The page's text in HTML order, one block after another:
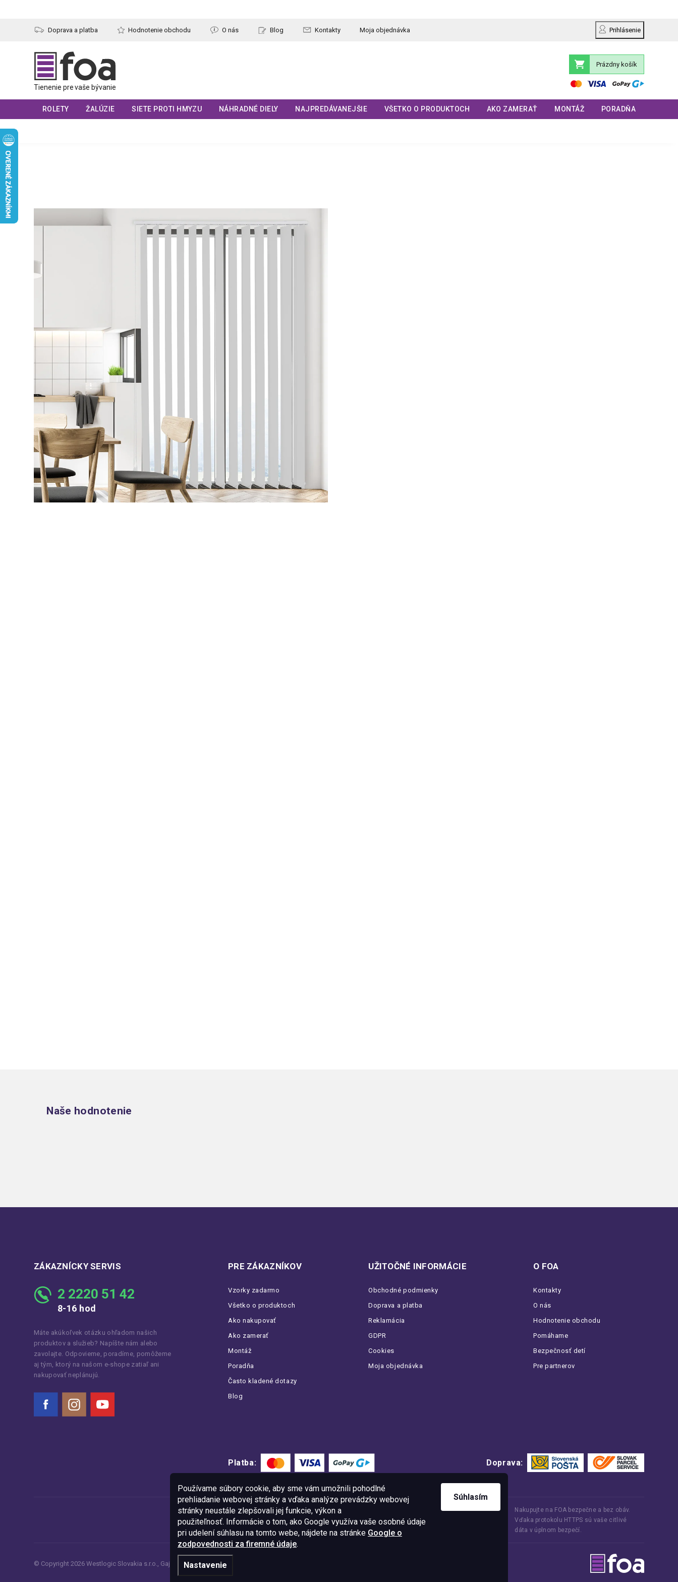
Používame súbory cookie, aby sme vám umožnili pohodlné
prehliadanie webovej stránky a vďaka analýze prevádzky webovej
stránky neustále zlepšovali jej funkcie, výkon a
použiteľnosť. Informácie o tom, ako Google využíva vaše osobné údaje
pri udelení súhlasu na tomto webe, nájdete na stránke Google o
zodpovednosti za firemné údaje.
Nastavenie
Súhlasím
Doprava a platba Hodnotenie obchodu O nás Blog Kontakty Moja objednávka Prihlásenie
Nákupný
košík
Prázdny košík
ROLETY ŽALÚZIE SIETE PROTI HMYZU NÁHRADNÉ DIELY NAJPREDÁVANEJŠIE VŠETKO O PRODUKTOCH AKO ZAMERAŤ MONTÁŽ PORADŇA
Naše hodnotenie
ZÁKAZNÍCKY SERVIS
2 2220 51 42
8-16 hod
Máte akúkoľvek otázku ohľadom našich
produktov a služieb? Napíšte nám alebo
zavolajte. Odpovieme, poradíme, pomôžeme
aj tým, ktorý na našom e-shope zatiaľ ani
nakupovať neplánujú.
Instagram
PRE ZÁKAZNÍKOV
Vzorky zadarmo
Všetko o produktoch
Ako nakupovať
Ako zamerať
Montáž
Poradňa
Často kladené dotazy
Blog
UŽITOČNÉ INFORMÁCIE
Obchodné podmienky
Doprava a platba
Reklamácia
GDPR
Cookies
Moja objednávka
O FOA
Kontakty
O nás
Hodnotenie obchodu
Pomáhame
Bezpečnosť detí
Pre partnerov
Platba: Doprava:
Nakupujte na FOA bezpečne a bez obáv.
Vďaka protokolu HTTPS sú vaše citlivé
dáta v úplnom bezpečí.
© Copyright 2026 Westlogic Slovakia s.r.o., Gajova 4, Bratislava, 811 09